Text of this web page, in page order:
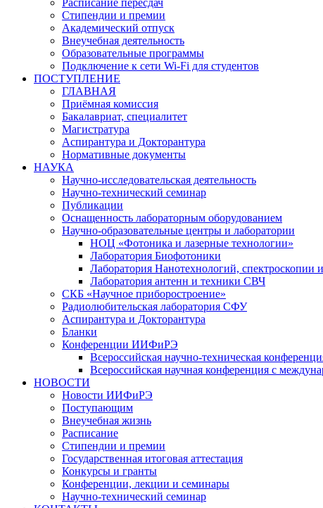
Расписание пересдач
Стипендии и премии
Академический отпуск
Внеучебная деятельность
Образовательные программы
Подключение к сети Wi-Fi для студентов
ПОСТУПЛЕНИЕ
ГЛАВНАЯ
Приёмная комиссия
Бакалавриат, специалитет
Магистратура
Аспирантура и Докторантура
Нормативные документы
НАУКА
Научно-исследовательская деятельность
Научно-технический семинар
Публикации
Оснащенность лабораторным оборудованием
Научно-образовательные центры и лаборатории
НОЦ «Фотоника и лазерные технологии»
Лаборатория Биофотоники
Лаборатория Нанотехнологий, спектроскопии
Лаборатория антенн и техники СВЧ
СКБ «Научное приборостроение»
Радиолюбительская лаборатория СФУ
Аспирантура и Докторантура
Бланки
Конференции ИИФиРЭ
Всероссийская научно-техническая
Всероссийская научная конференция с
НОВОСТИ
Новости ИИФиРЭ
Поступающим
Внеучебная жизнь
Расписание
Стипендии и премии
Государственная итоговая аттестация
Конкурсы и гранты
Конференции, лекции и семинары
Научно-технический семинар